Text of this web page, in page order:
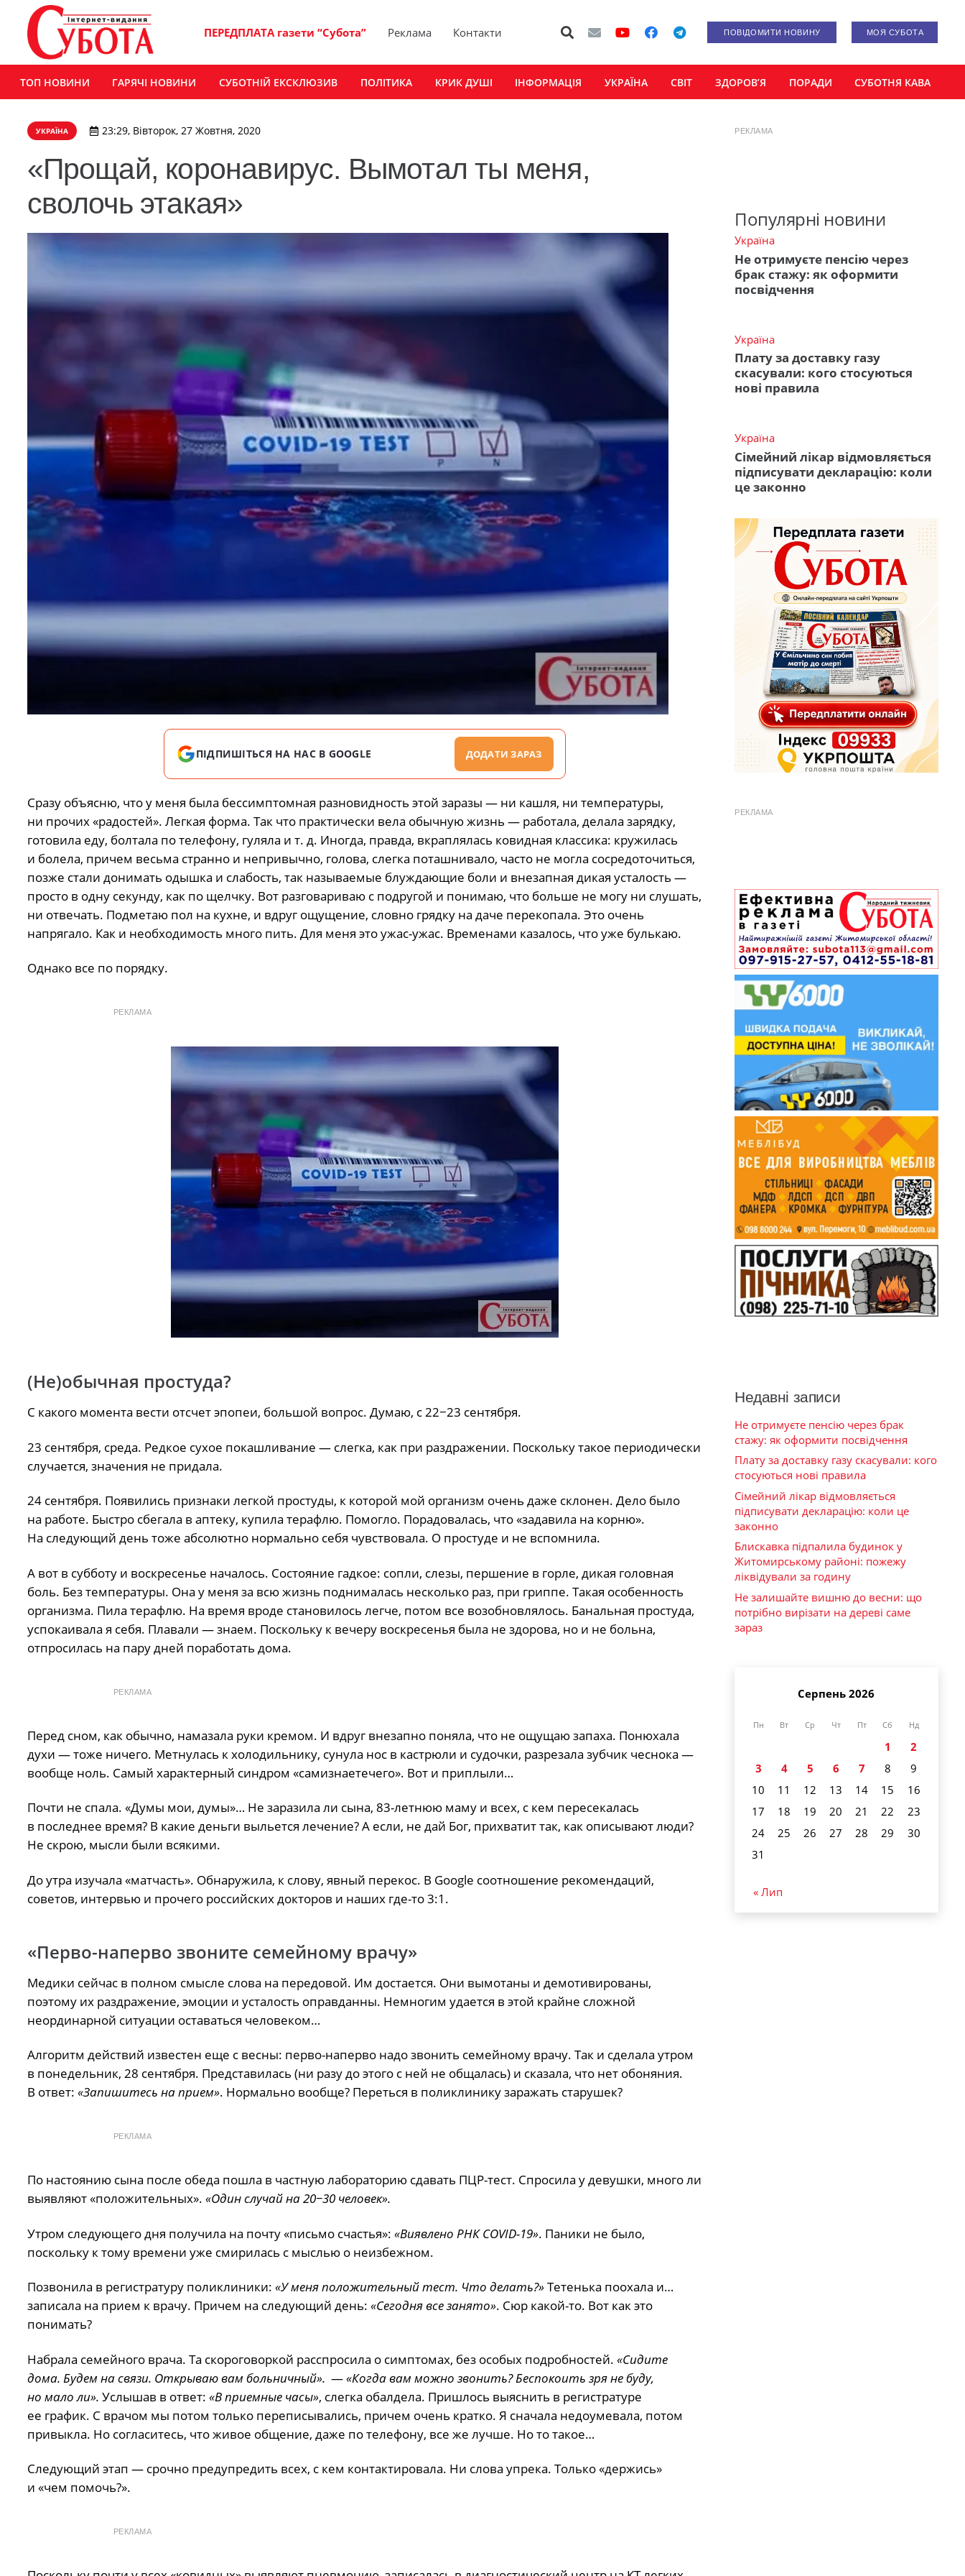
ПЕРЕДПЛАТА газети “Субота” Реклама Контакти ПОВІДОМИТИ НОВИНУ МОЯ СУБОТА
ТОП НОВИНИ ГАРЯЧІ НОВИНИ СУБОТНІЙ ЕКСКЛЮЗИВ ПОЛІТИКА КРИК ДУШІ ІНФОРМАЦІЯ УКРАЇНА СВІТ ЗДОРОВ’Я ПОРАДИ СУБОТНЯ КАВА
УКРАЇНА 23:29, Вівторок, 27 Жовтня, 2020
«Прощай, коронавирус. Вымотал ты меня,
сволочь этакая»
ПІДПИШІТЬСЯ НА НАС В GOOGLE ДОДАТИ ЗАРАЗ
Сразу объясню, что у меня была бессимптомная разновидность этой заразы — ни кашля, ни температуры,
ни прочих «радостей». Легкая форма. Так что практически вела обычную жизнь — работала, делала зарядку,
готовила еду, болтала по телефону, гуляла и т. д. Иногда, правда, вкраплялась ковидная классика: кружилась
и болела, причем весьма странно и непривычно, голова, слегка поташнивало, часто не могла сосредоточиться,
позже стали донимать одышка и слабость, так называемые блуждающие боли и внезапная дикая усталость —
просто в одну секунду, как по щелчку. Вот разговариваю с подругой и понимаю, что больше не могу ни слушать,
ни отвечать. Подметаю пол на кухне, и вдруг ощущение, словно грядку на даче перекопала. Это очень
напрягало. Как и необходимость много пить. Для меня это ужас-ужас. Временами казалось, что уже булькаю.
Однако все по порядку.
РЕКЛАМА
(Не)обычная простуда?
С какого момента вести отсчет эпопеи, большой вопрос. Думаю, с 22−23 сентября.
23 сентября, среда. Редкое сухое покашливание — слегка, как при раздражении. Поскольку такое периодически
случается, значения не придала.
24 сентября. Появились признаки легкой простуды, к которой мой организм очень даже склонен. Дело было
на работе. Быстро сбегала в аптеку, купила терафлю. Помогло. Порадовалась, что «задавила на корню».
На следующий день тоже абсолютно нормально себя чувствовала. О простуде и не вспомнила.
А вот в субботу и воскресенье началось. Состояние гадкое: сопли, слезы, першение в горле, дикая головная
боль. Без температуры. Она у меня за всю жизнь поднималась несколько раз, при гриппе. Такая особенность
организма. Пила терафлю. На время вроде становилось легче, потом все возобновлялось. Банальная простуда,
успокаивала я себя. Плавали — знаем. Поскольку к вечеру воскресенья была не здорова, но и не больна,
отпросилась на пару дней поработать дома.
РЕКЛАМА
Перед сном, как обычно, намазала руки кремом. И вдруг внезапно поняла, что не ощущаю запаха. Понюхала
духи — тоже ничего. Метнулась к холодильнику, сунула нос в кастрюли и судочки, разрезала зубчик чеснока —
вообще ноль. Самый характерный синдром «самизнаетечего». Вот и приплыли…
Почти не спала. «Думы мои, думы»… Не заразила ли сына, 83-летнюю маму и всех, с кем пересекалась
в последнее время? В какие деньги выльется лечение? А если, не дай Бог, прихватит так, как описывают люди?
Не скрою, мысли были всякими.
До утра изучала «матчасть». Обнаружила, к слову, явный перекос. В Google соотношение рекомендаций,
советов, интервью и прочего российских докторов и наших где-то 3:1.
«Перво-наперво звоните семейному врачу»
Медики сейчас в полном смысле слова на передовой. Им достается. Они вымотаны и демотивированы,
поэтому их раздражение, эмоции и усталость оправданны. Немногим удается в этой крайне сложной
неординарной ситуации оставаться человеком…
Алгоритм действий известен еще с весны: перво-наперво надо звонить семейному врачу. Так и сделала утром
в понедельник, 28 сентября. Представилась (ни разу до этого с ней не общалась) и сказала, что нет обоняния.
В ответ: «Запишитесь на прием». Нормально вообще? Переться в поликлинику заражать старушек?
РЕКЛАМА
По настоянию сына после обеда пошла в частную лабораторию сдавать ПЦР-тест. Спросила у девушки, много ли
выявляют «положительных». «Один случай на 20−30 человек».
Утром следующего дня получила на почту «письмо счастья»: «Виявлено РНК COVID-19». Паники не было,
поскольку к тому времени уже смирилась с мыслью о неизбежном.
Позвонила в регистратуру поликлиники: «У меня положительный тест. Что делать?»Тетенька поохала и…
записала на прием к врачу. Причем на следующий день: «Сегодня все занято». Сюр какой-то. Вот как это
понимать?
Набрала семейного врача. Та скороговоркой расспросила о симптомах, без особых подробностей. «Сидите
дома. Будем на связи. Открываю вам больничный». —«Когда вам можно звонить? Беспокоить зря не буду,
но мало ли». Услышав в ответ: «В приемные часы», слегка обалдела. Пришлось выяснить в регистратуре
ее график. С врачом мы потом только переписывались, причем очень кратко. Я сначала недоумевала, потом
привыкла. Но согласитесь, что живое общение, даже по телефону, все же лучше. Но то такое…
Следующий этап — срочно предупредить всех, с кем контактировала. Ни слова упрека. Только «держись»
и «чем помочь?».
РЕКЛАМА
РЕКЛАМА
Популярні новини
Україна
Не отримуєте пенсію через
брак стажу: як оформити
посвідчення
Україна
Плату за доставку газу
скасували: кого стосуються
нові правила
Україна
Сімейний лікар відмовляється
підписувати декларацію: коли
це законно
РЕКЛАМА
Недавні записи
Не отримуєте пенсію через брак
стажу: як оформити посвідчення
Плату за доставку газу скасували: кого
стосуються нові правила
Сімейний лікар відмовляється
підписувати декларацію: коли це
законно
Блискавка підпалила будинок у
Житомирському районі: пожежу
ліквідували за годину
Не залишайте вишню до весни: що
потрібно вирізати на дереві саме
зараз
Серпень 2026
Пн Вт Ср Чт Пт Сб Нд
1
2
3
4 5 6 7 8
9
10
11 12 13 14 15
16
17
18 19 20 21 22
23
24
25 26 27 28 29
30
31
« Лип